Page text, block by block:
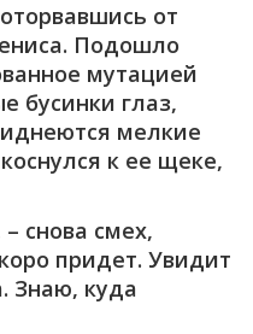
от
Подошло
мутацией
бусинки глаз,
мелкие
к ее щеке,
снова смех,
придет. Увидит
Знаю, куда